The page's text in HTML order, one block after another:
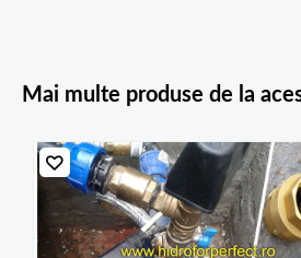
Mai multe produse de la